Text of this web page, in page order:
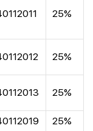
25%
25%
25%
25%